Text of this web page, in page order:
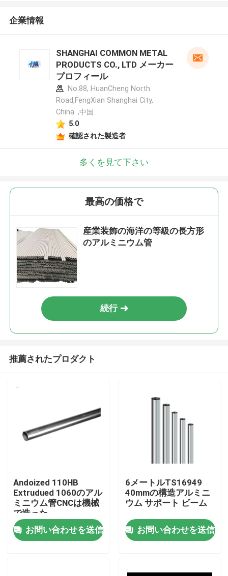
家
企業情報
SHANGHAI COMMON METAL
PRODUCTS CO., LTD メーカー
プロフィール
No.88, HuanCheng North
Road,FengXian Shanghai City,
China. ,中国
5.0
確認された製造者
多くを見て下さい
最高の価格で
産業装飾の海洋の等級の長方形
のアルミニウム管
続行
推薦されたプロダクト
Andoized 110HB
Extrudued 1060のアル
ミニウム管CNCは機械
で造った
お問い合わせを送信
6メートルTS16949
40mmの構造アルミニ
ウム サポート ビーム
お問い合わせを送信